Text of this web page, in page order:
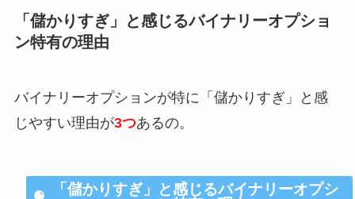
「儲かりすぎ」と感じるバイナリーオプショ
ン特有の理由
バイナリーオプションが特に「儲かりすぎ」と感
じやすい理由が3つあるの。
「儲かりすぎ」と感じるバイナリーオプシ